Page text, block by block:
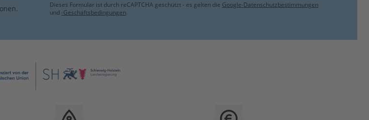
Dieses Formular ist durch reCAPTCHA geschützt - es gelten die Google-Datenschutzbestimmungen
und -Geschäftsbedingungen.